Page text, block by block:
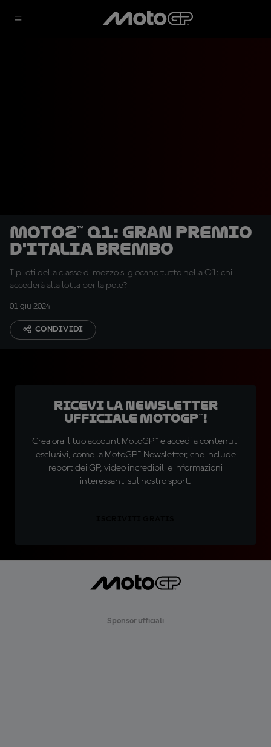
Moto2™ Q1: Gran Premio
d'Italia Brembo
I piloti della classe di mezzo si giocano tutto nella Q1: chi
accederà alla lotta per la pole?
01 giu 2024
CONDIVIDI
Ricevi la newsletter
ufficiale MotoGP™!
Crea ora il tuo account MotoGP™ e accedi a contenuti
esclusivi, come la MotoGP™ Newsletter, che include
report dei GP, video incredibili e informazioni
interessanti sul nostro sport.
Sponsor ufficiali